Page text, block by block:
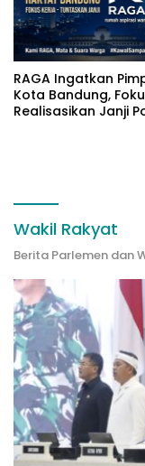
RAGA Ingatkan
Kota Bandung,
Realisasikan Janji
Wakil Rakyat
Berita Parlemen dan